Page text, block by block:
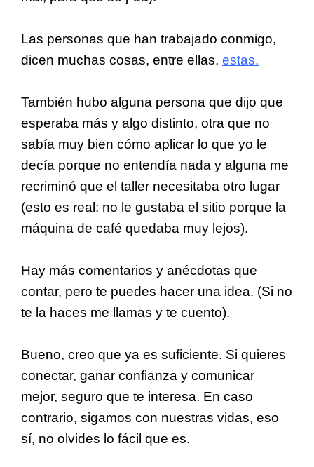
Las personas que han trabajado conmigo,
dicen muchas cosas, entre ellas, estas.
También hubo alguna persona que dijo que
esperaba más y algo distinto, otra que no
sabía muy bien cómo aplicar lo que yo le
decía porque no entendía nada y alguna me
recriminó que el taller necesitaba otro lugar
(esto es real: no le gustaba el sitio porque la
máquina de café quedaba muy lejos).
Hay más comentarios y anécdotas que
contar, pero te puedes hacer una idea. (Si no
te la haces me llamas y te cuento).
Bueno, creo que ya es suficiente. Si quieres
conectar, ganar confianza y comunicar
mejor, seguro que te interesa. En caso
contrario, sigamos con nuestras vidas, eso
sí, no olvides lo fácil que es.